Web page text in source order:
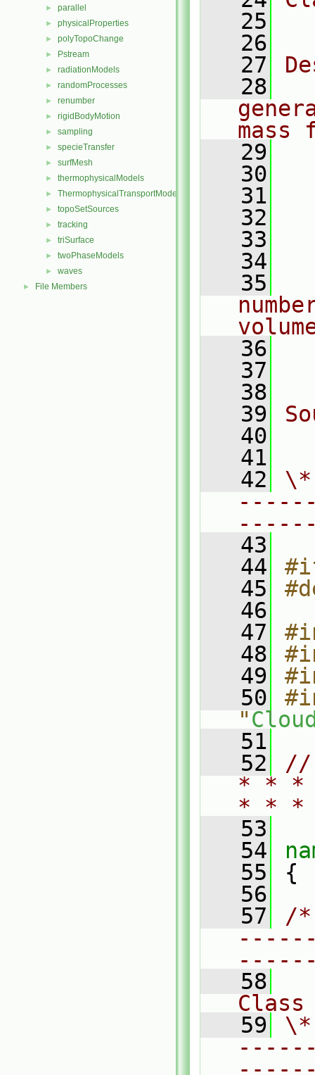
► parallel
► physicalProperties
► polyTopoChange
► Pstream
► radiationModels
► randomProcesses
► renumber
► rigidBodyMotion
► sampling
► specieTransfer
► surfMesh
► thermophysicalModels
► ThermophysicalTransportModels
► topoSetSources
► tracking
► triSurface
► twoPhaseModels
► waves
► File Members
   25
   26
   27
   28
   29
   30
   31
   32
   33
   34
   35
   36
   37
   38
   39
   40
   41
   42
   43
   44
   45
   46
   47
   48
   49
   50
"
   51
   52
//
* * *
* *
   53
   54
   55
{
   56
   57
/
   58
   59